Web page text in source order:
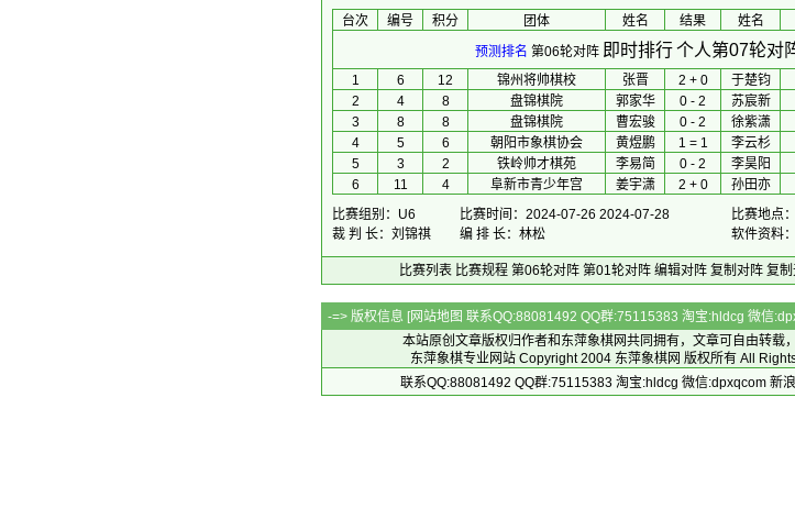
台次 编号 积分 团体 姓名 结果 姓名
预测排名 第06轮对阵 即时排行个人第07轮对
1
6 12 锦州将帅棋校 张晋 2 + 0 于楚钧
2
4 8 盘锦棋院 郭家华 0 - 2 苏宸新
3
8 8 盘锦棋院 曹宏骏 0 - 2 徐紫潇
4
5 6 朝阳市象棋协会 黄煜鹏 1 = 1 李云杉
5
3 2 铁岭帅才棋苑 李易简 0 - 2 李昊阳
6
11 4 阜新市青少年宫 姜宇潇 2 + 0 孙田亦
比赛组别：U6
比赛时间：2024-07-26 2024-07-28 比赛地点：
裁 判 长：刘锦祺
编 排 长：林松 软件资料
比赛列表 比赛规程 第06轮对阵 第01轮对阵 编辑对阵 复制对阵 复
-=> 版权信息 [网站地图 联系QQ:88081492 QQ群:75115383 淘宝:hldcg 微信
本站原创文章版权归作者和 东萍象棋网共同拥有，文章可自由转载
东萍象棋专业网站 Copyright 2004 东萍象棋网 版权所有 All
联系QQ:88081492 QQ群:75115383 淘宝:hldcg 微信:dpxqcom 新